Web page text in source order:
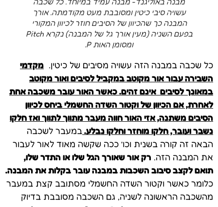
עשויה סיבי כיטין ומסובבת מעט מקודמתה. אורך
המבנה כך שהכיוון של הסיבים חוזר לכיוון המקורי
בפעם השניה (מעין אורך גל של המבנה) נקרא Pitch
ומסומן האות P.
כל שכבה במבנה הזה עשויה מסיבים של כיטין. מקדמי
השבירה עבור אור מקוטב במקביל לסיבים ואור מקוטב
במאונך לסיבים אינם זהים. כאשר האור עובר משכבה אחת
לאחרת, אם הכיוון של וקטור השדה החשמלי ביחס לכיוון
הסיבים משתנה, אזי האור חווה מעבר מתווך לתווך ואז חלקו
נשבר ועובר, חלקו מוחזר וחלקו נבלע.במעבר לשכבה
הבאה זה קורה בשנית וכו’ ככה שקשה מאוד לאור לעבור
את המבנה הזה. רק אור שאורך הגל שלו או התדר שלו,
תואם לקצב סיבוב השכבות במבנה עובר בקלות את המבנה.
כלומר כאשר וקטור השדה החשמלי מסתובב קצת במעבר
מהשכבה הראשונה לשניה, גם השכבה מסובבת בדיוק